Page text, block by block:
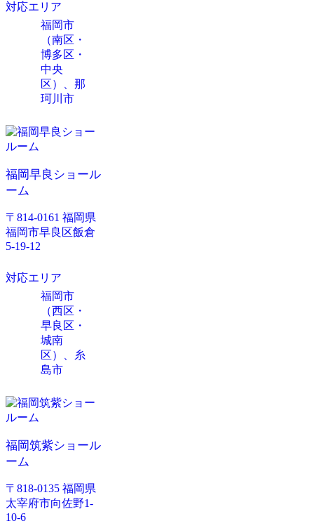
対応エリア
福岡市
（南区・
博多区・
中央
区）、那
珂川市
福岡早良ショール
ーム
〒814-0161 福岡県
福岡市早良区飯倉
5-19-12
対応エリア
福岡市
（西区・
早良区・
城南
区）、糸
島市
福岡筑紫ショール
ーム
〒818-0135 福岡県
太宰府市向佐野1-
10-6